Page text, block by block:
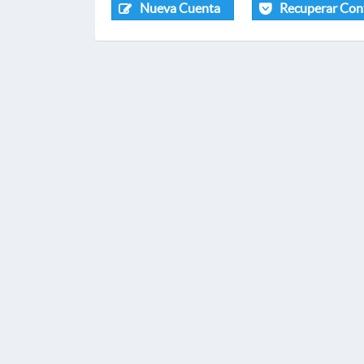
Nueva Cuenta Recuperar